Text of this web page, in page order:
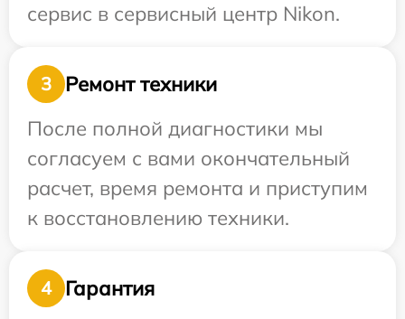
сервис в сервисный центр Nikon.
3
Ремонт техники
После полной диагностики мы
согласуем с вами окончательный
расчет, время ремонта и приступим
к восстановлению техники.
4 Гарантия